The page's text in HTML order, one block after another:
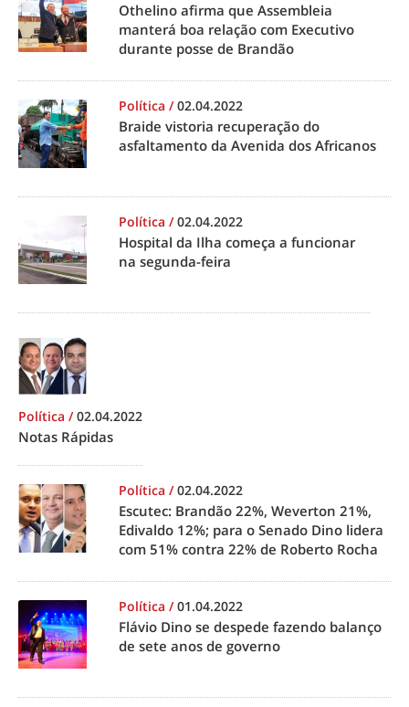
Othelino afirma que Assembleia
manterá boa relação com Executivo
durante posse de Brandão
Política /02.04.2022
Braide vistoria recuperação do
asfaltamento da Avenida dos Africanos
Política /02.04.2022
Hospital da Ilha começa a funcionar
na segunda-feira
Política /02.04.2022
Notas Rápidas
Política /02.04.2022
Escutec: Brandão 22%, Weverton 21%,
Edivaldo 12%; para o Senado Dino lidera
com 51% contra 22% de Roberto Rocha
Política /01.04.2022
Flávio Dino se despede fazendo balanço
de sete anos de governo